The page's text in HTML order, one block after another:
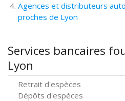
Agences et distributeurs
proches de Lyon
Services bancaires
Lyon
Retrait d'espèces
Dépôts d'espèces